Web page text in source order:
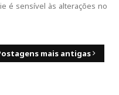
é sensível às alterações no
mais antigas